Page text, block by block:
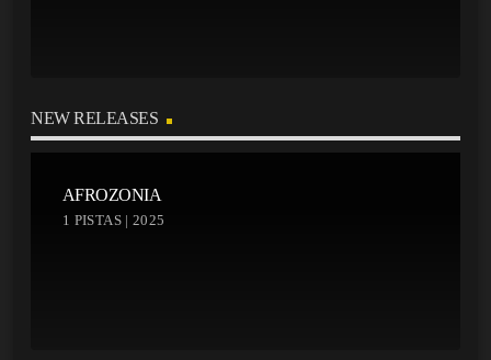
NEW RELEASES
AFROZONIA
1 PISTAS | 2025